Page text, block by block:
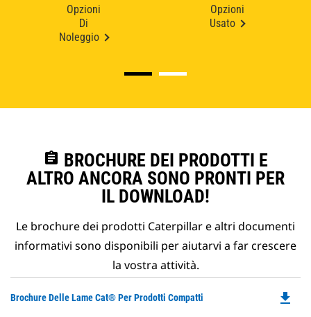
Opzioni
Di
Noleggio
Opzioni
Usato
assignment BROCHURE DEI PRODOTTI E
ALTRO ANCORA SONO PRONTI PER
IL DOWNLOAD!
Le brochure dei prodotti Caterpillar e altri documenti
informativi sono disponibili per aiutarvi a far crescere
la vostra attività.
Brochure Delle Lame Cat® Per Prodotti Compatti file_download